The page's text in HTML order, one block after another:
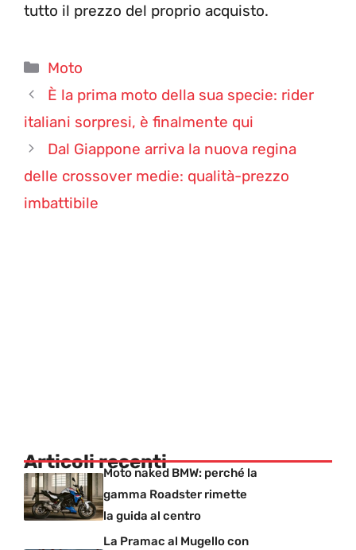
tutto il prezzo del proprio acquisto.
Categorie
Moto
È la prima moto della sua specie: rider
italiani sorpresi, è finalmente qui
Dal Giappone arriva la nuova regina
delle crossover medie: qualità-prezzo
imbattibile
Articoli recentiMoto naked BMW: perché la
gamma Roadster rimette
la guida al centro
La Pramac al Mugello con